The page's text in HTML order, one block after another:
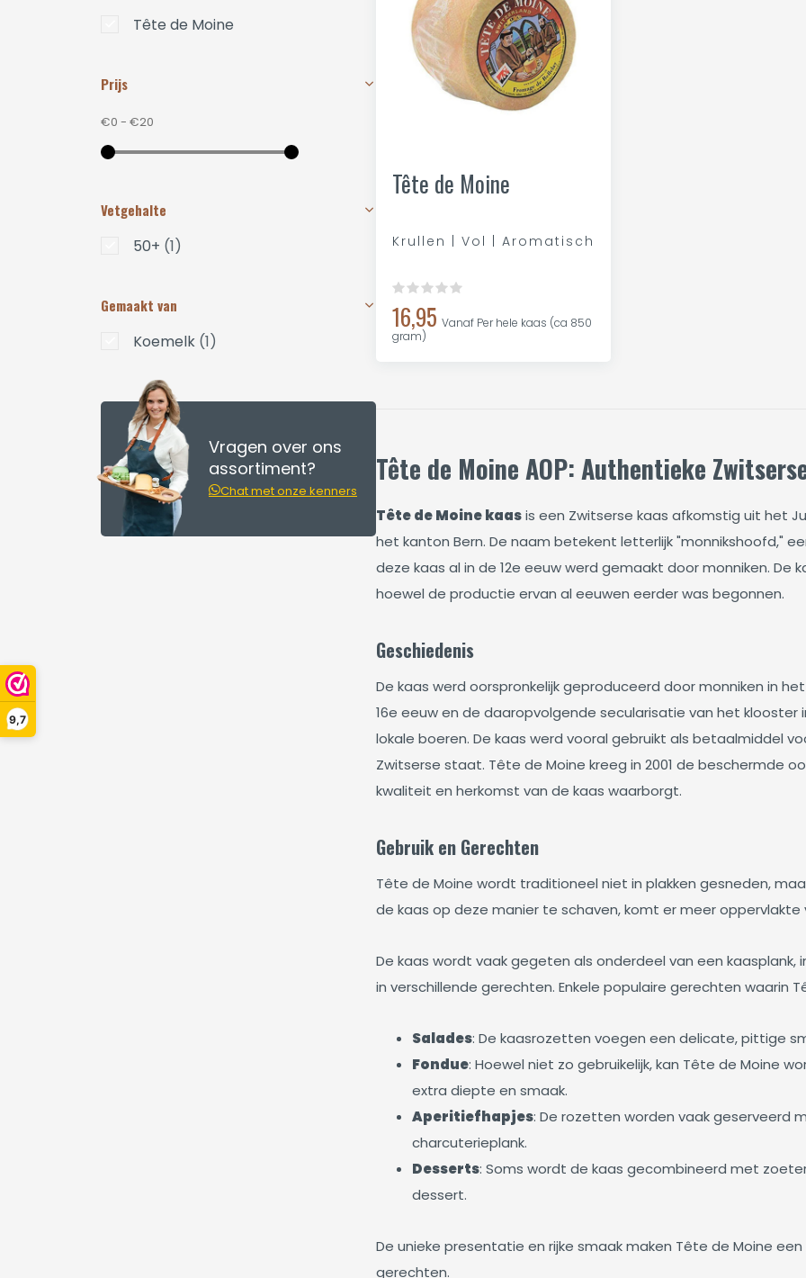
9,7
Tête de Moine
Krullen | Vol | Aromatisch
16,95 Vanaf Per hele kaas (ca 850
gram)
Tête de Moine AOP: Authentieke
Tête de Moine kaasis een Zwitserse kaas afkomstig uit het
het kanton Bern. De naam betekent letterlijk "monnikshoofd,"
deze kaas al in de 12e eeuw werd gemaakt door monniken. De
hoewel de productie ervan al eeuwen eerder was begonnen.
Geschiedenis
De kaas werd oorspronkelijk geproduceerd door monniken in
16e eeuw en de daaropvolgende secularisatie van het
lokale boeren. De kaas werd vooral gebruikt als betaalmiddel
Zwitserse staat. Tête de Moine kreeg in 2001 de beschermde
kwaliteit en herkomst van de kaas waarborgt.
Gebruik en Gerechten
Tête de Moine wordt traditioneel niet in plakken gesneden,
de kaas op deze manier te schaven, komt er meer
De kaas wordt vaak gegeten als onderdeel van een
in verschillende gerechten. Enkele populaire gerechten waarin
Salades: De kaasrozetten voegen een delicate, pittige
Fondue: Hoewel niet zo gebruikelijk, kan Tête de Moine
extra diepte en smaak.
Aperitiefhapjes: De rozetten worden vaak geserveerd
charcuterieplank.
Desserts: Soms wordt de kaas gecombineerd met
dessert.
De unieke presentatie en rijke smaak maken Tête de Moine
gerechten.
Tête de Moine
Prijs
€0 - €20
Vetgehalte
50+ (1)
Gemaakt van
Koemelk (1)
Vragen over ons
assortiment?
Chat met onze kenners